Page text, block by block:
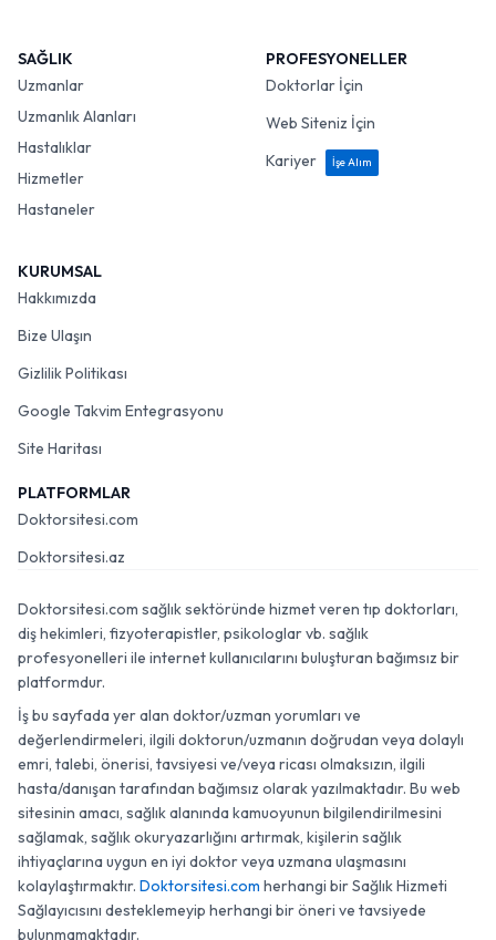
SAĞLIK
Uzmanlar
Uzmanlık Alanları
Hastalıklar
Hizmetler
Hastaneler
PROFESYONELLER
Doktorlar İçin
Web Siteniz İçin
Kariyer
İşe Alım
KURUMSAL
Hakkımızda
Bize Ulaşın
Gizlilik Politikası
Google Takvim Entegrasyonu
Site Haritası
PLATFORMLAR
Doktorsitesi.com
Doktorsitesi.az
Doktorsitesi.com sağlık sektöründe hizmet veren tıp doktorları,
diş hekimleri, fizyoterapistler, psikologlar vb. sağlık
profesyonelleri ile internet kullanıcılarını buluşturan bağımsız bir
platformdur.
İş bu sayfada yer alan doktor/uzman yorumları ve
değerlendirmeleri, ilgili doktorun/uzmanın doğrudan veya dolaylı
emri, talebi, önerisi, tavsiyesi ve/veya ricası olmaksızın, ilgili
hasta/danışan tarafından bağımsız olarak yazılmaktadır. Bu web
sitesinin amacı, sağlık alanında kamuoyunun bilgilendirilmesini
sağlamak, sağlık okuryazarlığını artırmak, kişilerin sağlık
ihtiyaçlarına uygun en iyi doktor veya uzmana ulaşmasını
kolaylaştırmaktır. Doktorsitesi.com herhangi bir Sağlık Hizmeti
Sağlayıcısını desteklemeyip herhangi bir öneri ve tavsiyede
bulunmamaktadır.